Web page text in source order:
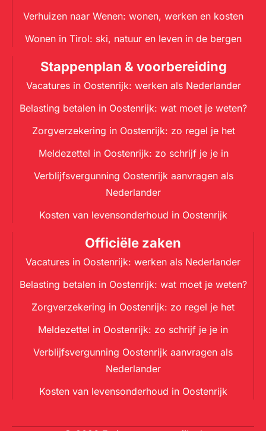
Verhuizen naar Wenen: wonen, werken en kosten
Wonen in Tirol: ski, natuur en leven in de bergen
Stappenplan & voorbereiding
Vacatures in Oostenrijk: werken als Nederlander
Belasting betalen in Oostenrijk: wat moet je weten?
Zorgverzekering in Oostenrijk: zo regel je het
Meldezettel in Oostenrijk: zo schrijf je je in
Verblijfsvergunning Oostenrijk aanvragen als
Nederlander
Kosten van levensonderhoud in Oostenrijk
Officiële zaken
Vacatures in Oostenrijk: werken als Nederlander
Belasting betalen in Oostenrijk: wat moet je weten?
Zorgverzekering in Oostenrijk: zo regel je het
Meldezettel in Oostenrijk: zo schrijf je je in
Verblijfsvergunning Oostenrijk aanvragen als
Nederlander
Kosten van levensonderhoud in Oostenrijk